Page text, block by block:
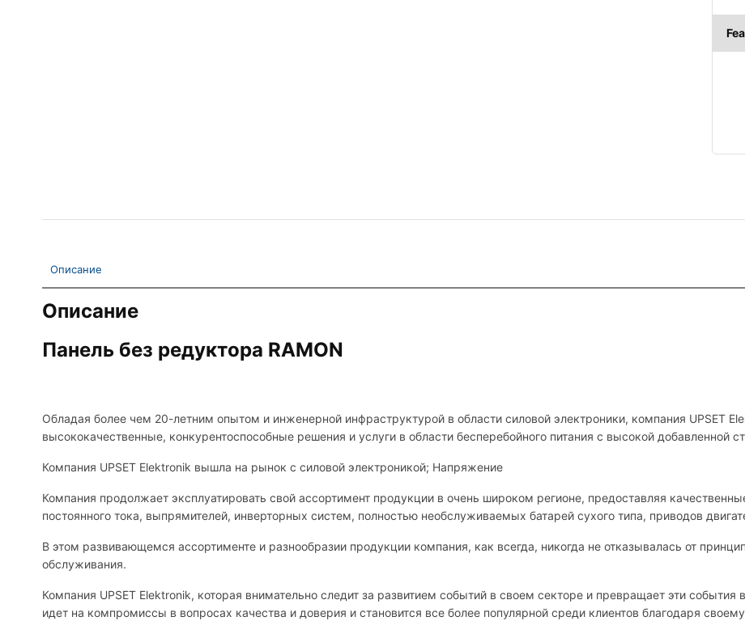
Описание
Описание
Панель без редуктора RAMON
Обладая более чем 20-летним опытом и инженерной инфраструктурой в области силовой электроники, компания UPSET
высококачественные, конкурентоспособные решения и услуги в области бесперебойного питания с высокой добавленной
Компания UPSET Elektronik вышла на рынок с силовой электроникой; Напряжение
Компания продолжает эксплуатировать свой ассортимент продукции в очень широком регионе, предоставляя
постоянного тока, выпрямителей, инверторных систем, полностью необслуживаемых батарей сухого типа, приводов
В этом развивающемся ассортименте и разнообразии продукции компания, как всегда, никогда не отказывалась от
обслуживания.
Компания UPSET Elektronik, которая внимательно следит за развитием событий в своем секторе и превращает эти
идет на компромиссы в вопросах качества и доверия и становится все более популярной среди клиентов благодаря